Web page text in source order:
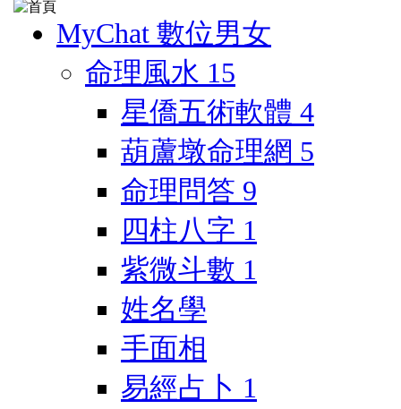
MyChat 數位男女
命理風水 15
星僑五術軟體 4
葫蘆墩命理網 5
命理問答 9
四柱八字 1
紫微斗數 1
姓名學
手面相
易經占卜 1